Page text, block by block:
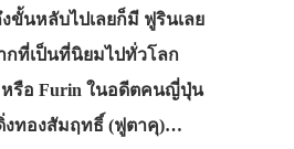
ขั้นหลับไปเลยก็มี ฟูรินเลย
กที่เป็นที่นิยมไปทั่วโลก
รือ Furin ในอดีตคนญี่ปุ่น
งทองสัมฤทธิ์ (ฟูตาคุ)…